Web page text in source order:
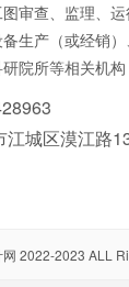
审查、监理、
生产（或经销）
院所等相关机构
城区漠江路
2022-2023 ALL